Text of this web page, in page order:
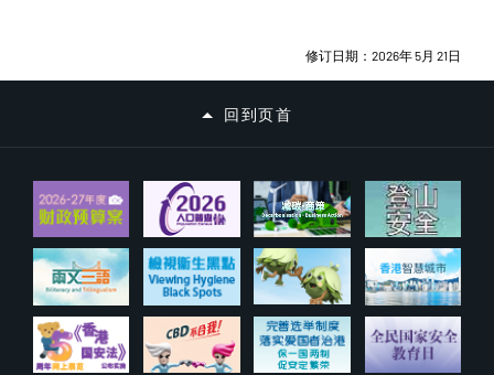
修订日期：2026年 5月 21日
回到页首